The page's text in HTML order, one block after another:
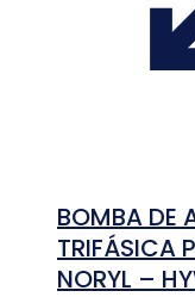
BOMBA DE
TRIFÁSICA
NORYL –